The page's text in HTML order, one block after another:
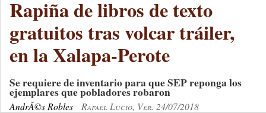
Rapiña de libros de texto
gratuitos tras volcar tráiler,
en la Xalapa-Perote
Se requiere de inventario para que SEP reponga los
ejemplares que pobladores robaron
AndrÃ©s Robles Rafael Lucio, Ver. 24/07/2018